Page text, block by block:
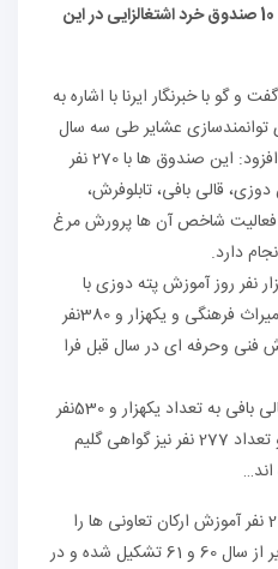
اشتغالزایی در این
ایرنا با اشاره به
عشایر طی سه سال
گذشته در دستور کار قرار گرفته ، افزود: این صندوق ها با 270 نفر
بافی، تابلوفرش،
آن ها پرورش مرغ
آموزش پته دوزی با
همکاری کمیته امداد و اداره کل میراث فرهنگی و یکهزار و 380نفر
ای در سال قبل فرا
وی افزود: آموزش گلیم بافی و قالی بافی به تعداد یکهزار و 530نفر
روز در مناطق عشایر انجام شده و تعداد 277 نفر نیز گواهی گلیم
بیش از 212 نفر آموزش ارکان تعاونی ها را
دیده اند گفت: تعاونی های عشایر از سال 60 و 61 تشکیل شده و در